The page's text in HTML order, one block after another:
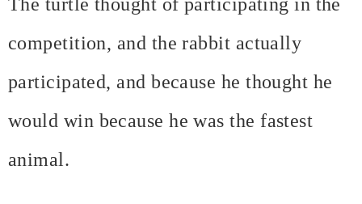
competition, and the rabbit actually
participated, and because he thought he
would win because he was the fastest
animal.